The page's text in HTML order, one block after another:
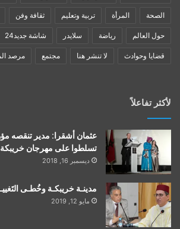
الصحة المرأة تربية وتعليم ثقافة وفن
حول العالم رياضة سلايدر شاشة جديد24
قضايا وحوادث لا تنشر هنا مجتمع مرصد
لأكثر تفاعلاً
عثمان أشقرا: مدير تنقصه
تسلطوا على مهرجان خريبكة
ديسمبر 16, 2018
مدينـة خريبكـة وخُطـى
مايو 12, 2019